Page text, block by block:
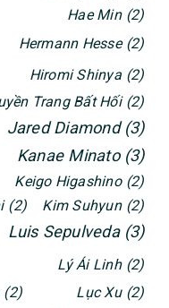
Hae Min (2)
Hermann Hesse (2)
Hiromi Shinya (2)
Trang Bất Hối (2)
Jared Diamond (3)
Kanae Minato (3)
Keigo Higashino (2)
(2) Kim Suhyun (2)
Luis Sepulveda (3)
Lý Ái Linh (2)
(2) Lục Xu (2)